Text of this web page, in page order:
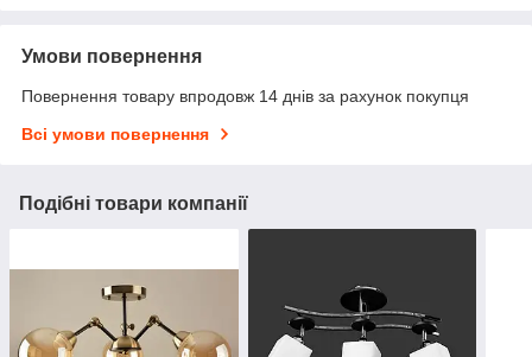
Умови повернення
Повернення товару впродовж 14 днів за рахунок покупця
Всі умови повернення
Подібні товари компанії